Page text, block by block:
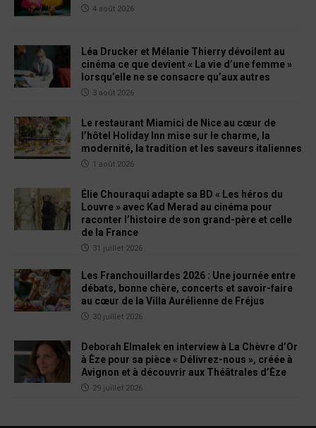
4 août 2026
Léa Drucker et Mélanie Thierry dévoilent au
cinéma ce que devient « La vie d’une femme »
lorsqu’elle ne se consacre qu’aux autres
3 août 2026
Le restaurant Miamici de Nice au cœur de
l’hôtel Holiday Inn mise sur le charme, la
modernité, la tradition et les saveurs italiennes
1 août 2026
Élie Chouraqui adapte sa BD « Les héros du
Louvre » avec Kad Merad au cinéma pour
raconter l’histoire de son grand-père et celle
de la France
31 juillet 2026
Les Franchouillardes 2026 : Une journée entre
débats, bonne chère, concerts et savoir-faire
au cœur de la Villa Aurélienne de Fréjus
30 juillet 2026
Deborah Elmalek en interview à La Chèvre d’Or
à Èze pour sa pièce « Délivrez-nous », créée à
Avignon et à découvrir aux Théâtrales d’Èze
29 juillet 2026